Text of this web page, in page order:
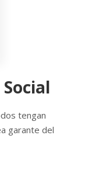
tengan
garante del